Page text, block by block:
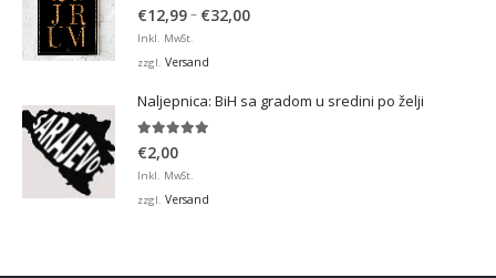
€12,99– €32,00Preisspanne:
Inkl. MwSt.
zzgl. Versand
Naljepnica: BiH sa gradom u sredini po želji
5.00von 5
€2,00
Inkl. MwSt.
zzgl. Versand